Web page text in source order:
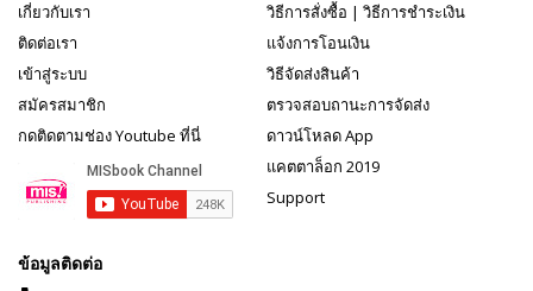
เกี่ยวกับเรา
ติดต่อเรา
เข้าสู่ระบบ
สมัครสมาชิก
กดติดตามช่อง Youtube ที่นี่
วิธีการสั่งซื้อ | วิธีการชำระเงิน
แจ้งการโอนเงิน
วิธีจัดส่งสินค้า
ตรวจสอบถานะการจัดส่ง
ดาวน์โหลด App
แคตตาล็อก 2019
Support
ข้อมูลติดต่อ